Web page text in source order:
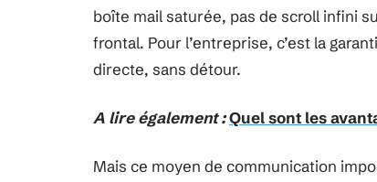
boîte mail saturée, pas de scroll infini
frontal. Pour l’entreprise, c’est la
directe, sans détour.
A lire également :Quel sont les
Mais ce moyen de communication